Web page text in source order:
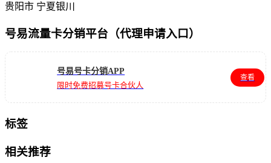
贵阳市 宁夏银川
号易流量卡分销平台（代理申请入口）
号易号卡分销APP
限时免费招募号卡合伙人
查看
标签
相关推荐